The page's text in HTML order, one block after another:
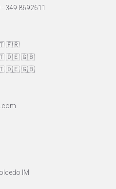
- 349 8692611
🇫🇷
🇩🇪🇬🇧
🇩🇪🇬🇧
IM